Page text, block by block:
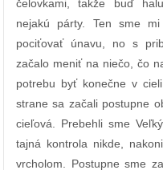
čelovkami, takže buď
nejakú párty. Ten sme
pociťovať únavu, no s
začalo meniť na niečo, čo
potrebu byť konečne v
strane sa začali postupne
cieľová. Prebehli sme
tajná kontrola nikde,
vrcholom. Postupne sme